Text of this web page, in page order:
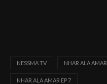
NESSMA TV NHAR ALA AMAR
NHAR ALA AMAR EP 7